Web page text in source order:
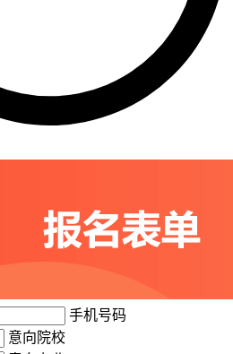
手机号码
意向院校